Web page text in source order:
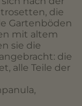
die
Gartenböden
mit altem
sie die
die
alle Teile der